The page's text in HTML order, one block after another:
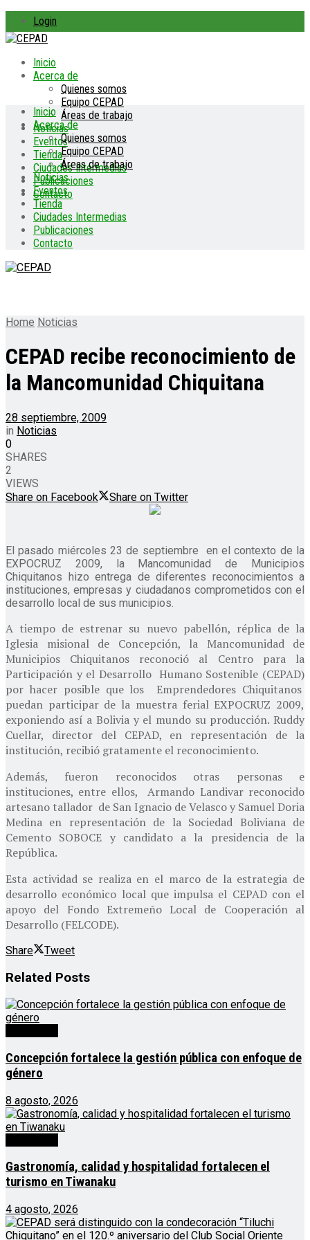
Login
Inicio
Acerca de
Quienes somos
Equipo CEPAD
Áreas de trabajo
Noticias
Eventos
Tienda
Ciudades Intermedias
Publicaciones
Contacto
Inicio
Acerca de
Quienes somos
Equipo CEPAD
Áreas de trabajo
Noticias
Eventos
Tienda
Ciudades Intermedias
Publicaciones
Contacto
Home Noticias
CEPAD recibe reconocimiento de
la Mancomunidad Chiquitana
28 septiembre, 2009
in Noticias
0
SHARES
2
VIEWS
Share on Facebook
Share on Twitter
El pasado miércoles 23 de septiembre en el contexto de la
EXPOCRUZ 2009, la Mancomunidad de Municipios
Chiquitanos hizo entrega de diferentes reconocimientos a
instituciones, empresas y ciudadanos comprometidos con el
desarrollo local de sus municipios.
A tiempo de estrenar su nuevo pabellón, réplica de la
Iglesia misional de Concepción, la Mancomunidad de
Municipios Chiquitanos reconoció al Centro para la
Participación y el Desarrollo Humano Sostenible (CEPAD)
por hacer posible que los Emprendedores Chiquitanos
puedan participar de la muestra ferial EXPOCRUZ 2009,
exponiendo así a Bolivia y el mundo su producción. Ruddy
Cuellar, director del CEPAD, en representación de la
institución, recibió gratamente el reconocimiento.
Además, fueron reconocidos otras personas e
instituciones, entre ellos, Armando Landivar reconocido
artesano tallador de San Ignacio de Velasco y Samuel Doria
Medina en representación de la Sociedad Boliviana de
Cemento SOBOCE y candidato a la presidencia de la
República.
Esta actividad se realiza en el marco de la estrategia de
desarrollo económico local que impulsa el CEPAD con el
apoyo del Fondo Extremeño Local de Cooperación al
Desarrollo (FELCODE).
Share Tweet
Related Posts
Concepción fortalece la gestión pública con enfoque de
género
8 agosto, 2026
Gastronomía, calidad y hospitalidad fortalecen el
turismo en Tiwanaku
4 agosto, 2026